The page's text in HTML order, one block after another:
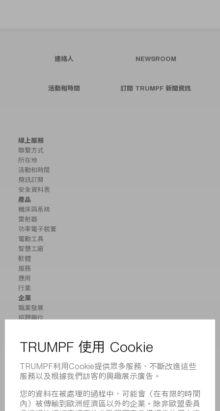
連絡人 NEWSROOM
活動和時間 訂閱 TRUMPF 新聞資訊
線上服務
聯繫方式
所在地
活動和時間
簡訊訂閱
安全資料表
產品
機床與系統
雷射器
功率電子裝置
電動工具
智慧工廠
軟體
服務
應用
行業
企業
職業發展
招聘職位
業務報告
合規
舉報系統
新聞稿
雜誌